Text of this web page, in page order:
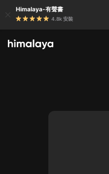
Himalaya-有聲書
4.8k 安裝